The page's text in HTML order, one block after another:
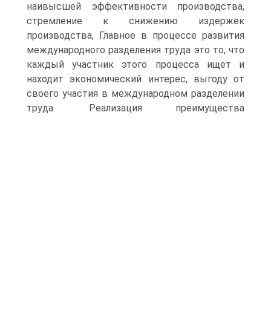
наивысшей эффективности производства,
стремление к снижению издержек
производства, Главное в процессе развития
международного разделения труда это то, что
каждый участник этого процесса ищет и
находит экономический интерес, выгоду от
своего участия в международном разделении
труда. Реализация преимущества